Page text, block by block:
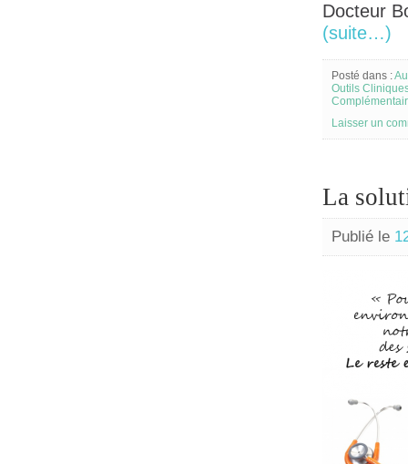
Docteur
(suite…)
Posté dans :
Outils
Laisser un
La
Publié le